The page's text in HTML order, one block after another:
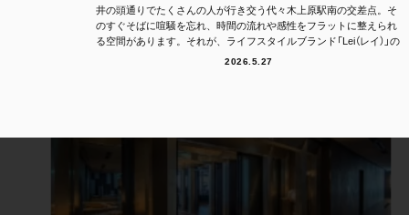
井の頭通りでたくさんの人が行き交う代々木上原駅南の交差点。そ
のすぐそばに喧騒を忘れ、時間の流れや感性をフラットに整えられ
る空間があります。それが、ライフスタイルブランド「Lei（レイ）」の
2026.5.27